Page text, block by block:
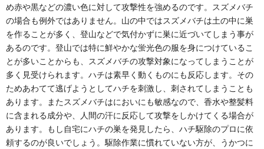
め赤や黒などの濃い色に対して攻撃性を強めるのです。スズメバチ
の場合も例外ではありません。山の中ではスズメバチは土の中に巣
を作ることが多く、登山などで気付かずに巣に近づいてしまう事が
あるのです。登山では特に鮮やかな蛍光色の服を身につけているこ
とが多いことからも、スズメバチの攻撃対象になってしまうことが
多く見受けられます。ハチは素早く動くものにも反応します。その
ためあわてて逃げようとしてハチを刺激し、刺されてしまうことも
あります。またスズメバチはにおいにも敏感なので、香水や整髪料
に含まれる成分や、人間の汗に反応して攻撃をしかけてくる場合が
あります。もし自宅にハチの巣を発見したら、ハチ駆除のプロに依
頼するのが良いでしょう。駆除作業に慣れていない方が、うかつに